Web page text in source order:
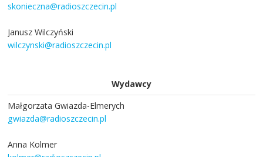
skonieczna@radioszczecin.pl
Janusz Wilczyński
wilczynski@radioszczecin.pl
Wydawcy
Małgorzata Gwiazda-Elmerych
gwiazda@radioszczecin.pl
Anna Kolmer